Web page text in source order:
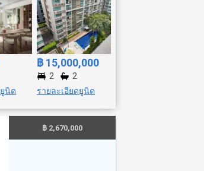
นิต
฿ 15,000,000
2 2
รายละเอียดยูนิต
฿ 2,670,000